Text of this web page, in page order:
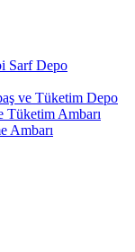
Sarf Depo
ve Tüketim Depo
Tüketim Ambarı
Ambarı